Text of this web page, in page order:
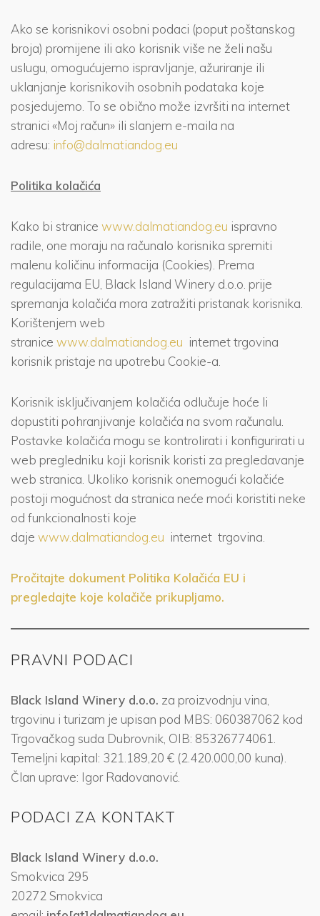
Ako se korisnikovi osobni podaci (poput poštanskog
broja) promijene ili ako korisnik više ne želi našu
uslugu, omogućujemo ispravljanje, ažuriranje ili
uklanjanje korisnikovih osobnih podataka koje
posjedujemo. To se obično može izvršiti na internet
stranici «Moj račun» ili slanjem e-maila na
adresu: info@dalmatiandog.eu
Politika kolačića
Kako bi stranice www.dalmatiandog.eu ispravno
radile, one moraju na računalo korisnika spremiti
malenu količinu informacija (Cookies). Prema
regulacijama EU, Black Island Winery d.o.o. prije
spremanja kolačića mora zatražiti pristanak korisnika.
Korištenjem web
stranice www.dalmatiandog.eu internet trgovina
korisnik pristaje na upotrebu Cookie-a.
Korisnik isključivanjem kolačića odlučuje hoće li
dopustiti pohranjivanje kolačića na svom računalu.
Postavke kolačića mogu se kontrolirati i konfigurirati u
web pregledniku koji korisnik koristi za pregledavanje
web stranica. Ukoliko korisnik onemogući kolačiće
postoji mogućnost da stranica neće moći koristiti neke
od funkcionalnosti koje
daje www.dalmatiandog.eu internet trgovina.
Pročitajte dokument Politika Kolačića EU i
pregledajte koje kolačiče prikupljamo.
PRAVNI PODACI
Black Island Winery d.o.o. za proizvodnju vina,
trgovinu i turizam je upisan pod MBS: 060387062 kod
Trgovačkog suda Dubrovnik, OIB: 85326774061.
Temeljni kapital: 321.189,20 € (2.420.000,00 kuna).
Član uprave: Igor Radovanović.
PODACI ZA KONTAKT
Black Island Winery d.o.o.
Smokvica 295
20272 Smokvica